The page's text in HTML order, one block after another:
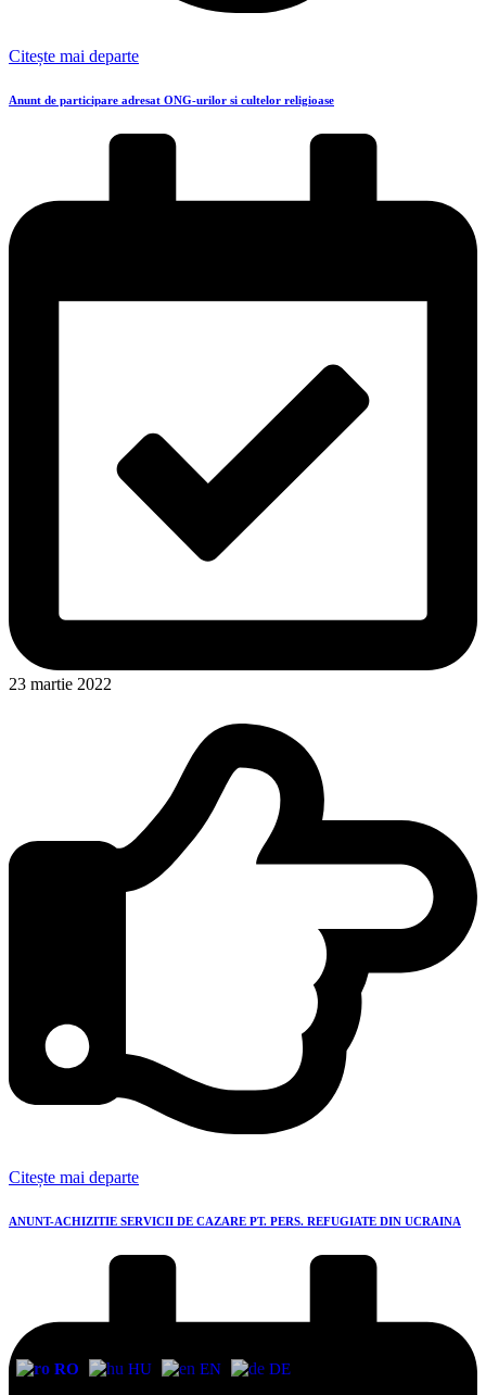
Citește mai departe
Anunt de participare adresat ONG-urilor si cultelor religioase
23 martie 2022
Citește mai departe
ANUNT-ACHIZITIE SERVICII DE CAZARE PT. PERS. REFUGIATE DIN UCRAINA
RO HU EN DE